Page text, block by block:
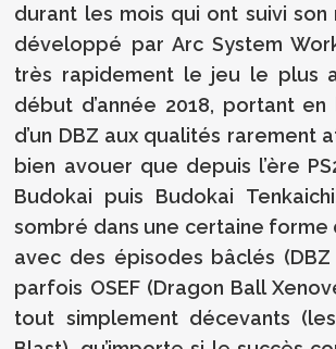
durant les mois qui ont suivi
développé par Arc System
très rapidement le jeu le plus
début d’année 2018, portant
d’un DBZ aux qualités rarement
bien avouer que depuis l’ère
Budokai puis Budokai
sombré dans une certaine forme
avec des épisodes bâclés
parfois OSEF (Dragon Ball
tout simplement décevants